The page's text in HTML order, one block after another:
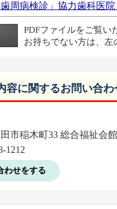
周病検診」協力歯科医
PDFファイルをご覧い
お持ちでない方は、左
容に関するお問い合わ
市稲木町33 総合福祉会
1212
わせをする